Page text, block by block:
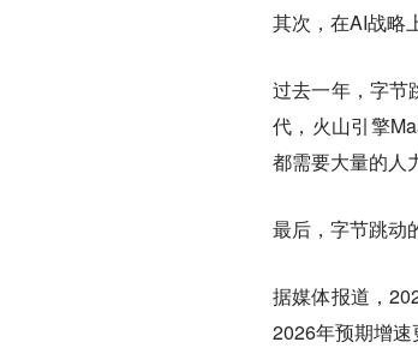
其次，在AI战略
过去一年，字节
代，火山引擎
都需要大量的人
最后，字节跳动
据媒体报道，
2026年预期增速